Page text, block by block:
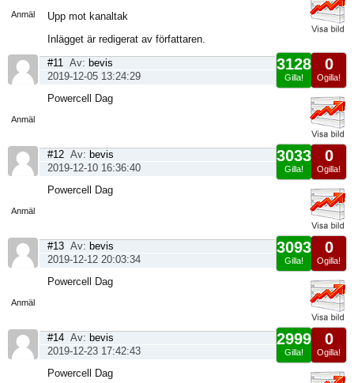
Anmäl
Upp mot kanaltak
Inlägget är redigerat av författaren.
Anmäl
0
Ogilla!
3128
Gilla!
#11 Av: bevis
2019-12-05 13:24:29
Powercell Dag
Anmäl
0
Ogilla!
3033
Gilla!
#12 Av: bevis
2019-12-10 16:36:40
Powercell Dag
Anmäl
0
Ogilla!
3093
Gilla!
#13 Av: bevis
2019-12-12 20:03:34
Powercell Dag
0
Ogilla!
2999
Gilla!
#14 Av: bevis
2019-12-23 17:42:43
Powercell Dag